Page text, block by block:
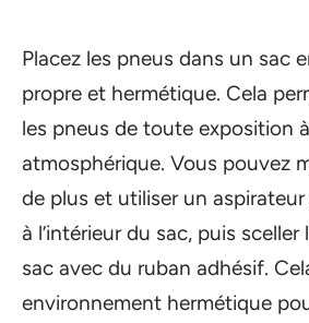
Placez les pneus dans un sac
propre et hermétique. Cela
les pneus de toute exposition
atmosphérique. Vous pouvez
de plus et utiliser un aspirateur
à l’intérieur du sac, puis sceller
sac avec du ruban adhésif.
environnement hermétique